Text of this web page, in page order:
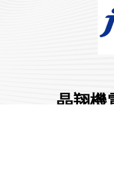
晶翔機